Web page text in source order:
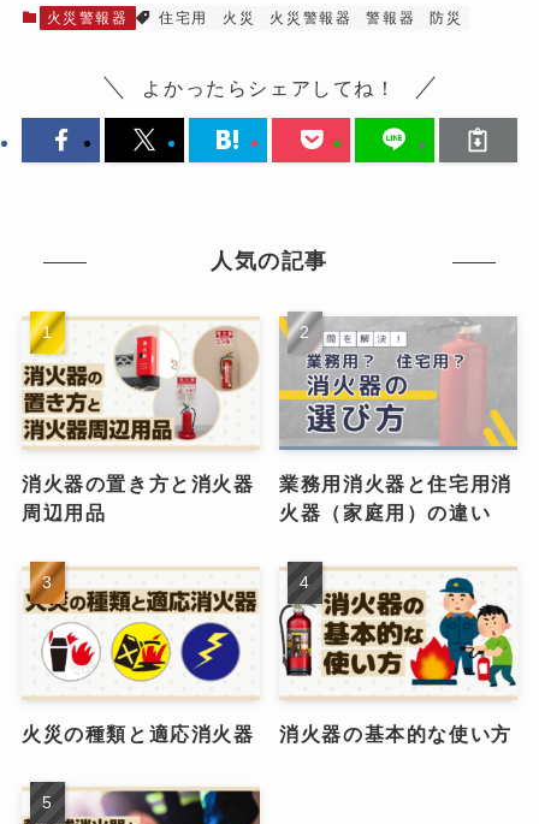
火災警報器 住宅用 火災 火災警報器 警報器 防災
よかったらシェアしてね！
人気の記事
消火器の置き方と消火器
周辺用品
業務用消火器と住宅用消
火器（家庭用）の違い
火災の種類と適応消火器 消火器の基本的な使い方